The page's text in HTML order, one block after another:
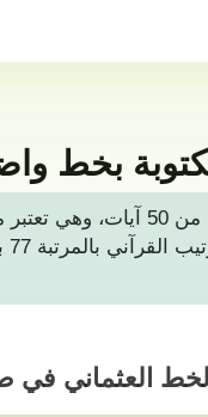
بخط
سورة المرسلات
العثماني